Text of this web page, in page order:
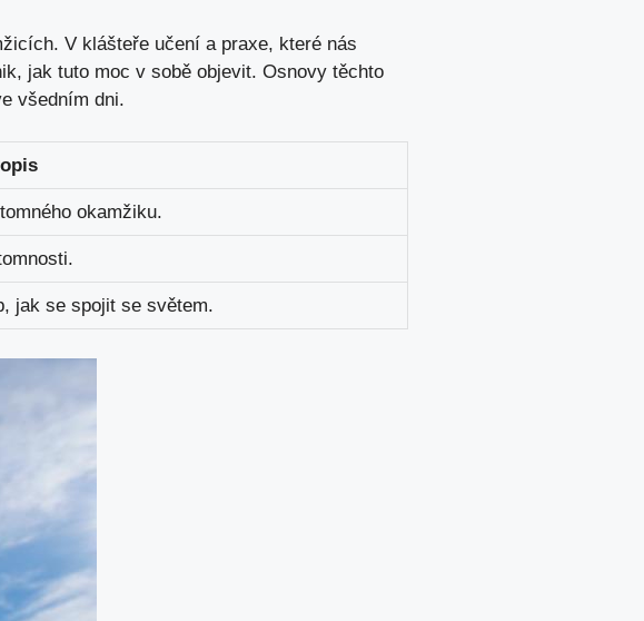
V klášteře učení a praxe, které nás
jak tuto moc v sobě objevit. Osnovy těchto
všedním dni.
okamžiku.
jak se spojit se světem.